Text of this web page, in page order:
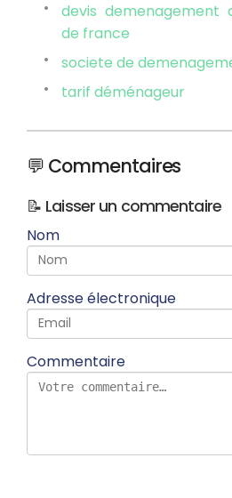
devis
de france
societe de
tarif déménageur
💬 Commentaires
📝 Laisser un commentaire
Nom
Adresse électronique
Commentaire